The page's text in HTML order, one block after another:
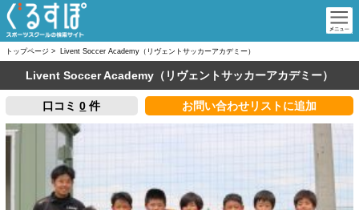
トップページ > Livent Soccer Academy（リヴェントサッカーアカデミー）
Livent Soccer Academy（リヴェントサッカーアカデミー）
口コミ0 件 お問い合わせリストに追加